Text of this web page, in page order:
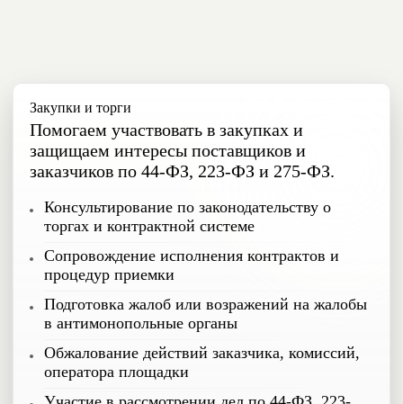
Закупки и торги
Помогаем участвовать в закупках и
защищаем интересы поставщиков и
заказчиков по 44-ФЗ, 223-ФЗ и 275-ФЗ.
Консультирование по законодательству о
торгах и контрактной системе
Сопровождение исполнения контрактов и
процедур приемки
Подготовка жалоб или возражений на жалобы
в антимонопольные органы
Обжалование действий заказчика, комиссий,
оператора площадки